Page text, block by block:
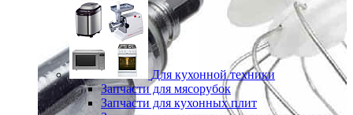
Для кухонной техники
Запчасти для мясорубок
Запчасти для кухонных плит